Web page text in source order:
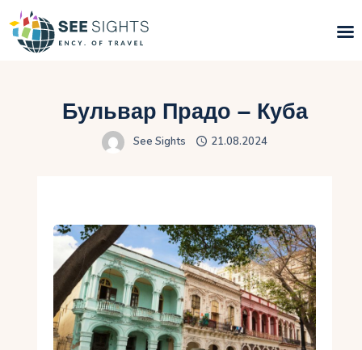
Гарячі тури
Блог
Контакти
Бульвар Прадо – Куба
See Sights 21.08.2024